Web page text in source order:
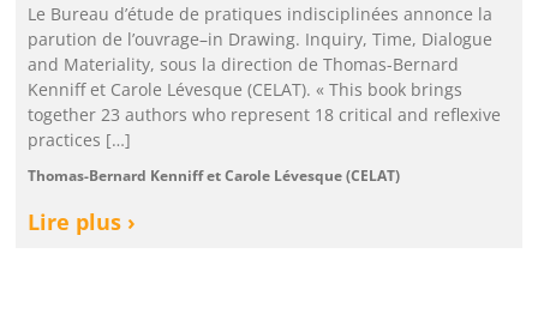
Le Bureau d’étude de pratiques indisciplinées annonce la
parution de l’ouvrage–in Drawing. Inquiry, Time, Dialogue
and Materiality, sous la direction de Thomas-Bernard
Kenniff et Carole Lévesque (CELAT). « This book brings
together 23 authors who represent 18 critical and reflexive
practices […]
Thomas-Bernard Kenniff et Carole Lévesque (CELAT)
Lire plus ›